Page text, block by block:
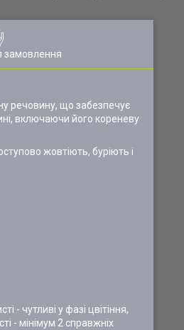
замовлення
речовину, що забезпечує
включаючи його кореневу
жовтіють, буріють і
- чутливі у фазі цвітіння,
- мінімум 2 справжніх